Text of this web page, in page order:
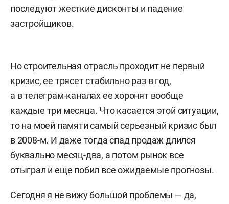
последуют жесткие дисконты и падение
застройщиков.
Но строительная отрасль проходит не первый
кризис, ее трясет стабильно раз в год,
а в телеграм-каналах ее хоронят вообще
каждые три месяца. Что касается этой ситуации,
то на моей памяти самый серьезный кризис был
в 2008-м. И даже тогда спад продаж длился
буквально месяц-два, а потом рынок все
отыграл и еще побил все ожидаемые прогнозы.
Сегодня я не вижу большой проблемы — да,